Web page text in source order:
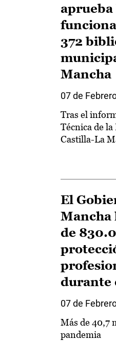
aprueba
372
Mancha
07 de
Tras el
Técnica de
Castilla-La
El
Mancha
de
durante
07 de
Más de 40,7
pandemia